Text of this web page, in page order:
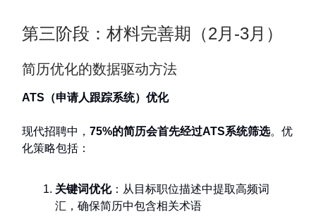
第三阶段：材料完善期（2月-3月）
简历优化的数据驱动方法
ATS（申请人跟踪系统）优化
现代招聘中， 75%的简历会首先经过ATS系统筛选。优
化策略包括：
关键词优化：从目标职位描述中提取高频词
汇，确保简历中包含相关术语